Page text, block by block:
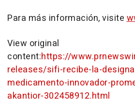
Para más información, visite
View original
content:https://
releases/sifi-recibe-la-
medicamento-innovador-
akantior-302458912.html